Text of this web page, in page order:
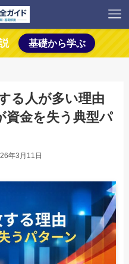
基礎から学ぶ
る人が多い理由
資金を失う典型パ
年3月11日